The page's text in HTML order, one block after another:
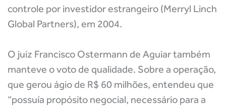
controle por investidor estrangeiro (Merryl Linch
Global Partners), em 2004.
O juiz Francisco Ostermann de Aguiar também
manteve o voto de qualidade. Sobre a operação,
que gerou ágio de R$ 60 milhões, entendeu que
“possuía propósito negocial, necessário para a